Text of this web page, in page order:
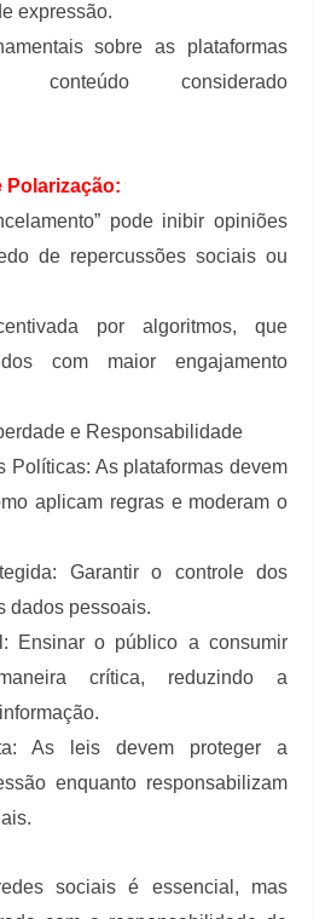
expressão.
sobre as plataformas
conteúdo considerado
Polarização:
pode inibir opiniões
de repercussões sociais ou
por algoritmos, que
com maior engajamento
e Responsabilidade
Políticas: As plataformas devem
aplicam regras e moderam o
Garantir o controle dos
dados pessoais.
Ensinar o público a consumir
crítica, reduzindo a
As leis devem proteger a
enquanto responsabilizam
sociais é essencial, mas